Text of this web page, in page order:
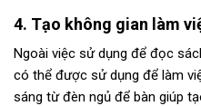
4. Tạo không gian làm
Ngoài việc sử dụng để đọc
có thể được sử dụng để làm
sáng từ đèn ngủ để bàn giúp